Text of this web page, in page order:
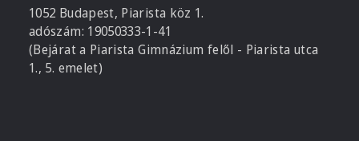
1052 Budapest, Piarista köz 1.
adószám: 19050333-1-41
(Bejárat a Piarista Gimnázium felől - Piarista utca
1., 5. emelet)